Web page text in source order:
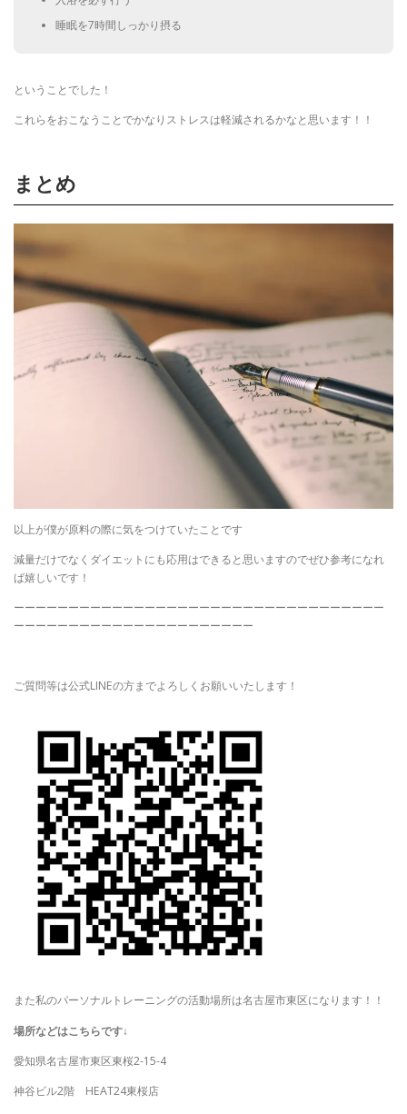
睡眠を7時間しっかり摂る
ということでした！
これらをおこなうことでかなりストレスは軽減されるかなと思います！！
まとめ
以上が僕が原料の際に気をつけていたことです
減量だけでなくダイエットにも応用はできると思いますのでぜひ参考になれ
ば嬉しいです！
ーーーーーーーーーーーーーーーーーーーーーーーーーーーーーーーーーー
ーーーーーーーーーーーーーーーーーーーーーー
ご質問等は公式LINEの方までよろしくお願いいたします！
また私のパーソナルトレーニングの活動場所は名古屋市東区になります！！
場所などはこちらです↓
愛知県名古屋市東区東桜2-15-4
神谷ビル2階 HEAT24東桜店